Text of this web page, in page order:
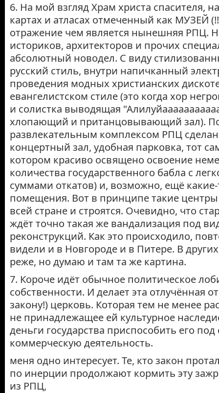
6. На мой взгляд Храм христа спасителя,
картах и атласах отмеченный как МУЗЕЙ
отражение чем является нынешняя РПЦ.
историков, архитекторов и прочих
абсолютный новодел. С виду
русский стиль, внутри напичканный
проведения модных христианских
евангелистском стиле (это когда хор
и солистка выводящая
хлопающий и пританцовывающий зал).
развлекательным комплексом РПЦ
концертный зал, удобная парковка, тот
котором красиво освящено освоение
количества государственного бабла с
суммами откатов) и, возможно, ещё
помещения. Вот в принципе такие
всей стране и строятся. Очевидно, что
ждёт точно такая же вандализация под
реконструкций. Как это происходило,
видели и в Новгороде и в Питере. В
реже, но думаю и там та же картина.
7. Короче идёт обычное политическое
собственности. И делает эта отлучённая
закону!) церковь. Которая тем не менее
не принадлежащее ей культурное
деньги государства приспособить его
коммерческую деятельность.
меня одно интересует. Те, кто закон
по инерции продолжают кормить эту
из РПЦ,